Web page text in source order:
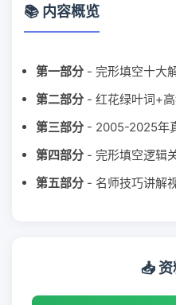
📚 内容概览
第一部分 - 完形填空十大
第二部分 - 红花绿叶词+
第三部分 - 2005-2025年
第四部分 - 完形填空逻辑
第五部分 - 名师技巧讲解
📥